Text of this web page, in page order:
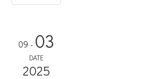
03
- 09
DATE
2025